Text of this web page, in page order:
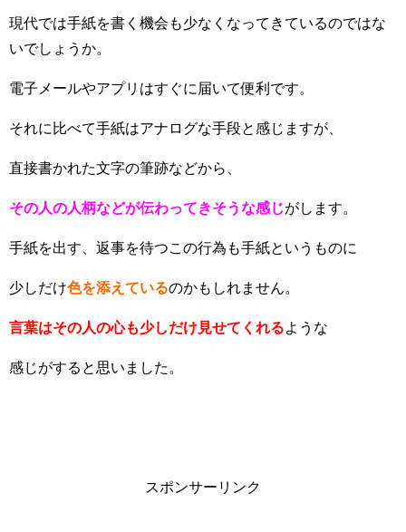
現代では手紙を書く機会も少なくなってきているのではな
いでしょうか。
電子メールやアプリはすぐに届いて便利です。
それに比べて手紙はアナログな手段と感じますが、
直接書かれた文字の筆跡などから、
その人の人柄などが伝わってきそうな感じがします。
手紙を出す、返事を待つこの行為も手紙というものに
少しだけ色を添えているのかもしれません。
言葉はその人の心も少しだけ見せてくれる ような
感じがすると思いました。
スポンサーリンク